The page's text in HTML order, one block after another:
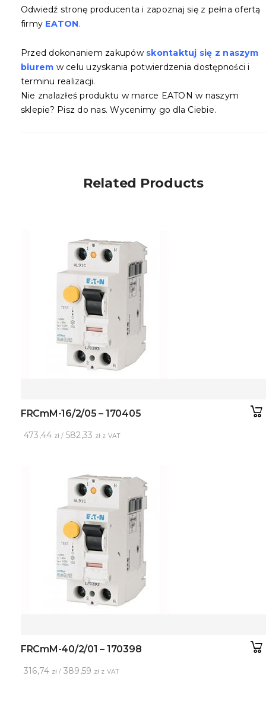
Odwiedź stronę producenta i zapoznaj się z pełna ofertą
firmy EATON.
Przed dokonaniem zakupów skontaktuj się z naszym
biurem w celu uzyskania potwierdzenia dostępności i
terminu realizacji.
Nie znalazłeś produktu w marce EATON w naszym
sklepie? Pisz do nas. Wycenimy go dla Ciebie.
Related Products
FRCmM-16/2/05 – 170405
473,44 zł / 582,33 zł z VAT
FRCmM-40/2/01 – 170398
316,74 zł / 389,59 zł z VAT